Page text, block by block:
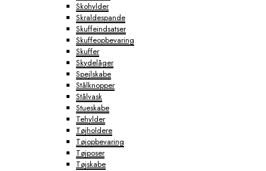
Skohylder
Skraldespande
Skuffeindsatser
Skuffeopbevaring
Skuffer
Skydelåger
Spejlskabe
Stålknopper
Stålvask
Stueskabe
Tehylder
Tøjholdere
Tøjopbevaring
Tøjposer
Tøjskabe